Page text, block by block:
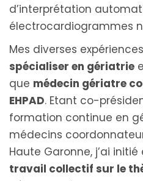
d’interprétation
électrocardiogrammes
Mes diverses
spécialiser en gériatrie
que médecin gériatre
EHPAD. Etant co-
formation continue en
médecins
Haute Garonne, j’ai
travail collectif sur le